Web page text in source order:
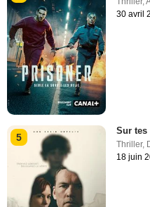
30 avril
5
Sur tes
Thriller,
18 juin